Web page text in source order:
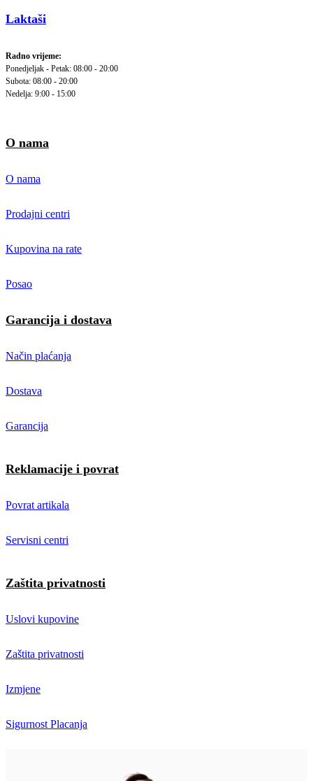
Laktaši
Radno vrijeme:
Ponedjeljak - Petak: 08:00 - 20:00
Subota: 08:00 - 20:00
Nedelja: 9:00 - 15:00
O nama
O nama
Prodajni centri
Kupovina na rate
Posao
Garancija i dostava
Način plaćanja
Dostava
Garancija
Reklamacije i povrat
Povrat artikala
Servisni centri
Zaštita privatnosti
Uslovi kupovine
Zaštita privatnosti
Izmjene
Sigurnost Placanja